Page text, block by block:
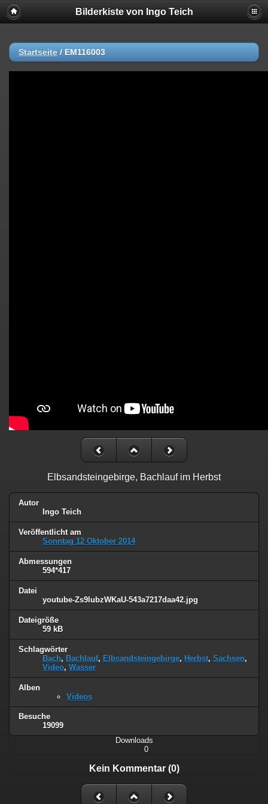
Bilderkiste von Ingo Teich
Startseite / EM116003
Elbsandsteingebirge, Bachlauf im Herbst
Autor
Ingo Teich
Veröffentlicht am
Sonntag 12 Oktober 2014
Abmessungen
594*417
Datei
youtube-Zs9lubzWKaU-543a7217daa42.jpg
Dateigröße
59 kB
Schlagwörter
Bach, Bachlauf, Elbsandsteingebirge, Herbst, Sachsen,
Video, Wasser
Alben
Videos
Besuche
19099
Downloads
0
Kein Kommentar (0)